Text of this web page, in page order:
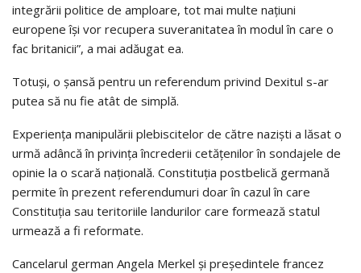
integrării politice de amploare, tot mai multe naţiuni
europene îşi vor recupera suveranitatea în modul în care o
fac britanicii”, a mai adăugat ea.
Totuşi, o şansă pentru un referendum privind Dexitul s-ar
putea să nu fie atât de simplă.
Experienţa manipulării plebiscitelor de către nazişti a lăsat o
urmă adâncă în privinţa încrederii cetăţenilor în sondajele de
opinie la o scară naţională. Constituţia postbelică germană
permite în prezent referendumuri doar în cazul în care
Constituţia sau teritoriile landurilor care formează statul
urmează a fi reformate.
Cancelarul german Angela Merkel şi preşedintele francez